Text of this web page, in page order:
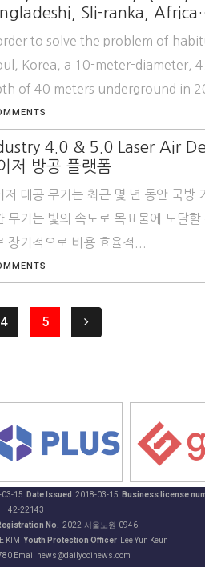
Sli-ranka,
to solve the problem of
Korea, a 10-meter-diameter,
of 40 meters underground in
4.0 & 5.0 Laser Air
저 방공 플랫폼
저 대공 무기는 최근 몇 년 동안 국방
무기는 빛의 속도로 목표물에 도달
장기적으로 비용 효율적...
4 5
15 Date Issued 2018-03-15 Business license
42-22143
No.
2022-서울노원-0946
KIM Youth Protection Officer Lee Yun Keun
Email news@dailycoinews.com